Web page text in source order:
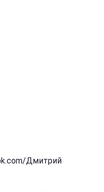
Дмитрий